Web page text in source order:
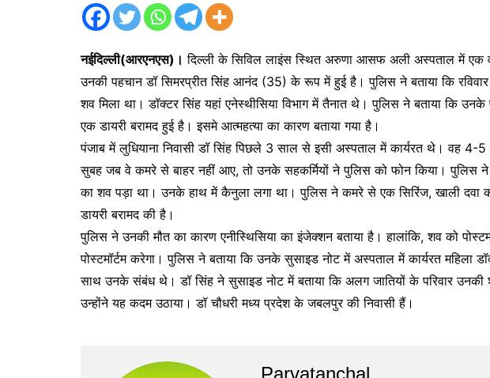
नईदिल्ली(आरएनएस)। दिल्ली के सिविल लाइंस स्थित अरुणा आसफ अली अस्पताल में एक
उनकी पहचान डॉ सिमरप्रीत सिंह आनंद (35) के रूप में हुई है। पुलिस ने बताया कि
शव मिला था। डॉक्टर सिंह यहां एनेस्थीसिया विभाग में तैनात थे। पुलिस ने बताया कि
एक डायरी बरामद हुई है। इसमे आत्महत्या का कारण बताया गया है।
पंजाब में लुधियाना निवासी डॉ सिंह पिछले 3 साल से इसी अस्पताल में कार्यरत थे। वह 4-5
सुबह जब वे कमरे से बाहर नहीं आए, तो उनके सहकर्मियों ने पुलिस को फोन किया। पुलिस ने
का शव पड़ा था। उनके हाथ में कैनुला लगा था। पुलिस ने कमरे से एक सिरिंज, खाली दवा
डायरी बरामद की है।
पुलिस ने उनकी मौत का कारण एनीस्थिसिया का इंजेक्शन बताया है। हालांकि, शव को
पोस्टमॉर्टम करेगा। पुलिस ने बताया कि उनके सुसाइड नोट में अस्पताल में कार्यरत महिला
साथ उनके संबंध थे। डॉ सिंह ने सुसाइड नोट में बताया कि अलग जातियों के परिवार उनकी
उन्होंने यह कदम उठाया। डॉ चौधरी मध्य प्रदेश के जबलपुर की निवासी हैं।
Parvatanchal